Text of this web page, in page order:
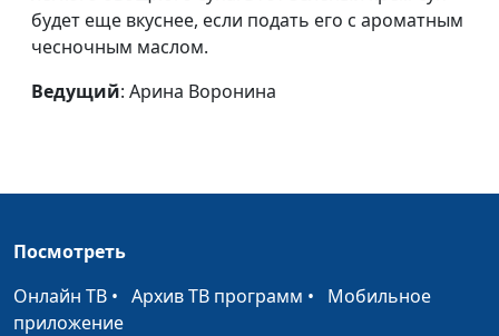
Клафути с грушами и
цитрусовый лимонад
Анжела
#88
Картофельные ньокки с
Парфенова
Греческий пирог «Бугаца»
будет еще вкуснее, если подать его с ароматным
чесночным маслом.
Ведущий: Арина Воронина
Посмотреть
Онлайн ТВ • Архив ТВ программ • Мобильное
приложение